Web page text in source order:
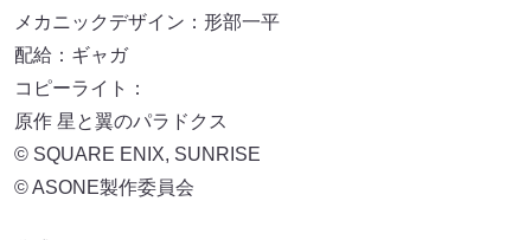
メカニックデザイン：形部一平
配給：ギャガ
コピーライト：
原作 星と翼のパラドクス
© SQUARE ENIX, SUNRISE
© ASONE製作委員会